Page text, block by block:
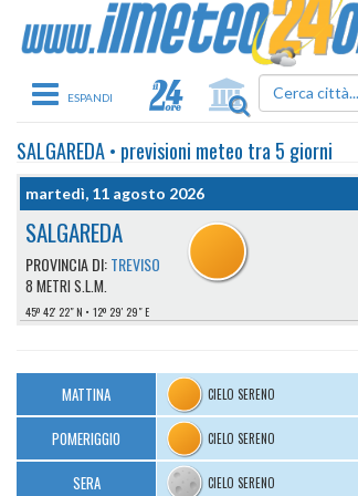
Toggle navigation
SALGAREDA• previsioni meteo tra 5 giorni
martedì, 11 agosto 2026
SALGAREDA
PROVINCIA DI:TREVISO
8 METRI S.L.M.
45º 42′ 22″ N 12º 29′ 29″ E
MATTINA CIELO SERENO
POMERIGGIO CIELO SERENO
SERA CIELO SERENO